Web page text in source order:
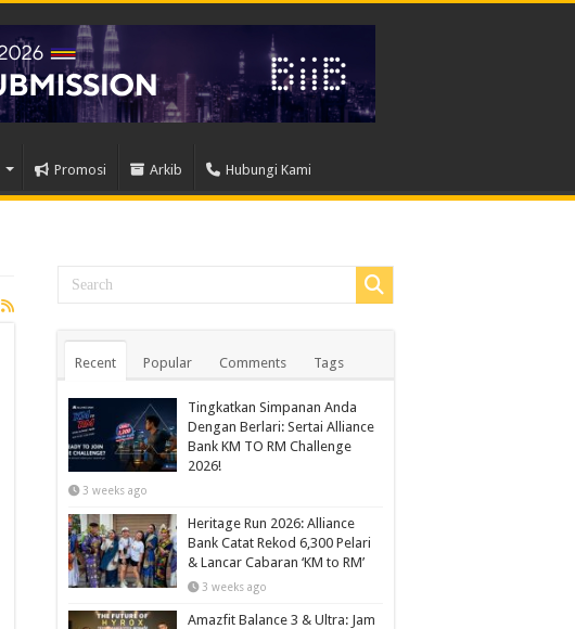
Promosi Arkib Hubungi Kami
Recent Popular Comments Tags
Tingkatkan Simpanan Anda
Dengan Berlari: Sertai Alliance
Bank KM TO RM Challenge
2026!
3 weeks ago
Heritage Run 2026: Alliance
Bank Catat Rekod 6,300 Pelari
& Lancar Cabaran ‘KM to RM’
3 weeks ago
Amazfit Balance 3 & Ultra: Jam